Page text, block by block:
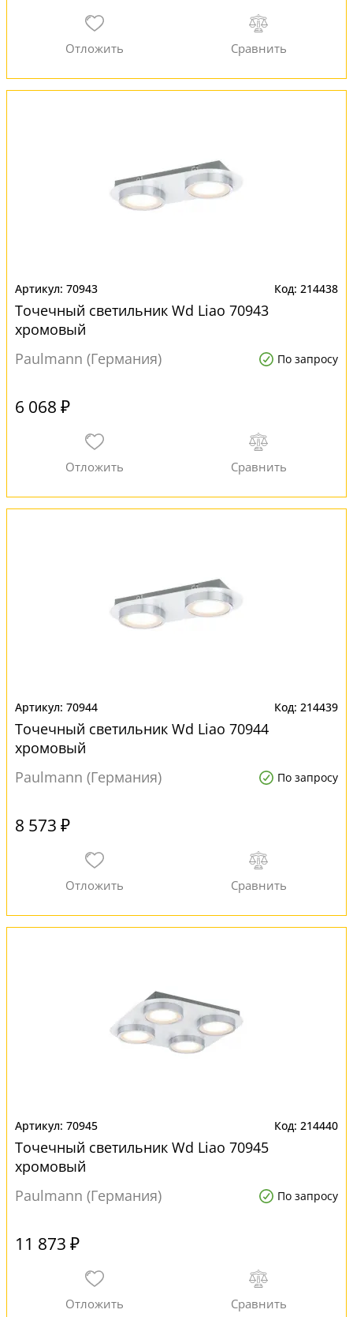
70943 214438
Точечный светильник Wd Liao 70943
хромовый
Paulmann (Германия)
По запросу
6 068 ₽
70944 214439
Точечный светильник Wd Liao 70944
хромовый
Paulmann (Германия)
По запросу
8 573 ₽
70945 214440
Точечный светильник Wd Liao 70945
хромовый
Paulmann (Германия)
По запросу
11 873 ₽